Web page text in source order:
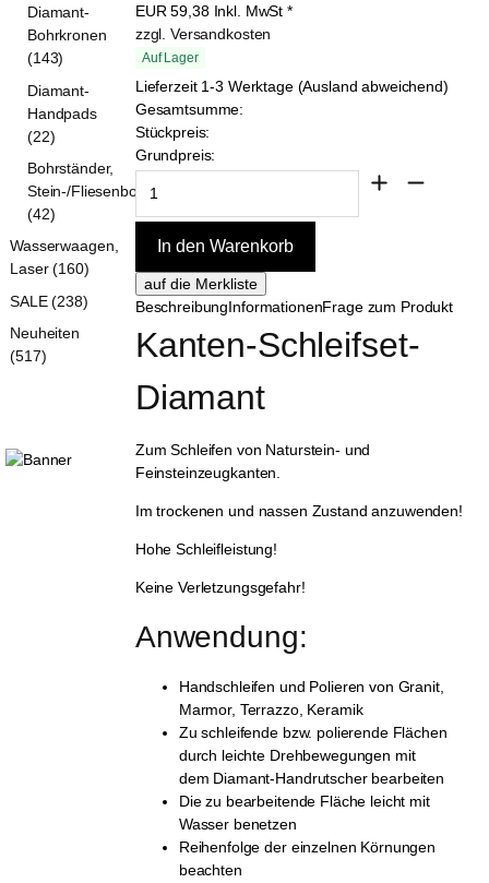
EUR59,38 Inkl. MwSt *
zzgl. Versandkosten
Auf Lager
Lieferzeit 1-3 Werktage (Ausland abweichend)
Gesamtsumme:
Stückpreis:
Grundpreis:
BeschreibungInformationenFrage zum Produkt
Kanten-Schleifset-
Diamant
Zum Schleifen von Naturstein- und
Feinsteinzeugkanten.
Im trockenen und nassen Zustand anzuwenden!
Hohe Schleifleistung!
Keine Verletzungsgefahr!
Anwendung:
Handschleifen und Polieren von Granit,
Marmor, Terrazzo, Keramik
Zu schleifende bzw. polierende Flächen
durch leichte Drehbewegungen mit
dem Diamant-Handrutscher bearbeiten
Die zu bearbeitende Fläche leicht mit
Wasser benetzen
Reihenfolge der einzelnen Körnungen
beachten
Diamant-
Bohrkronen
(143)
Diamant-
Handpads
(22)
Bohrständer,
Stein-/Fliesenbohrer
(42)
Wasserwaagen,
Laser (160)
SALE (238)
Neuheiten
(517)